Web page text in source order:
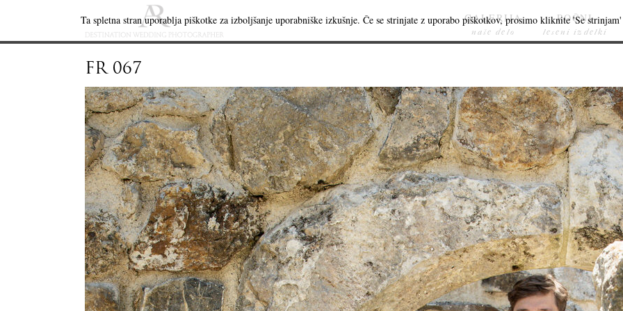
GALERIJA
naše delo
ROČNI
leseni izdelki
FR 067
Ta spletna stran uporablja piškotke za izboljšanje uporabniške izkušnje. Če se strinjate z uporabo piškotkov, prosimo kliknite 'Se